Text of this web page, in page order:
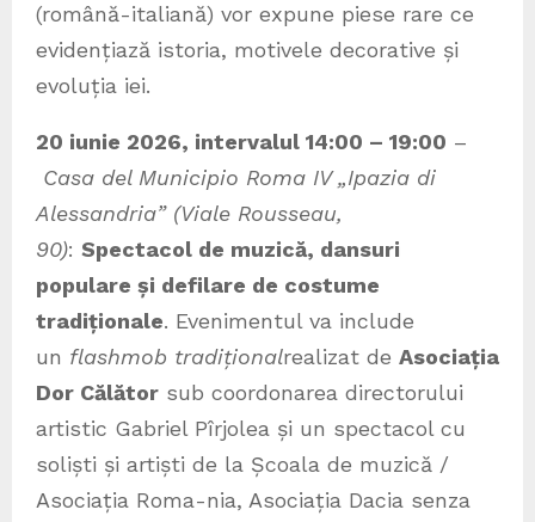
(română-italiană) vor expune piese rare ce
evidențiază istoria, motivele decorative și
evoluția iei.
20 iunie 2026, intervalul 14:00 – 19:00 –
Casa del Municipio Roma IV „Ipazia di
Alessandria” (Viale Rousseau,
90): Spectacol de muzică, dansuri
populare și defilare de costume
tradiționale. Evenimentul va include
un flashmob tradiționalrealizat de Asociația
Dor Călător sub coordonarea directorului
artistic Gabriel Pîrjolea și un spectacol cu
soliști și artiști de la Școala de muzică /
Asociația Roma-nia, Asociația Dacia senza